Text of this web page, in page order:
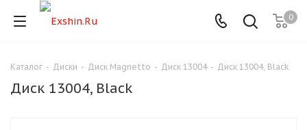
0
Каталог - Диски - Диск Magnetto - Диск 13004 - Диск 13004, Black
Диск 13004, Black
Для клиентов всех банков